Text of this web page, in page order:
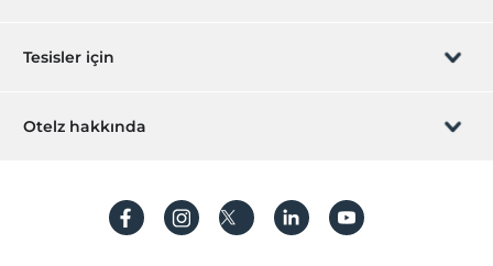
Faks/fotokopi
Ortak Alanlar
Tv odası
Dinlenme salonu
Sıkça sorulan sorular
Hediye Kart
Hesap oluştur
Tesisler için
Hemen tesisinizi ekleyin
Otelz hakkında